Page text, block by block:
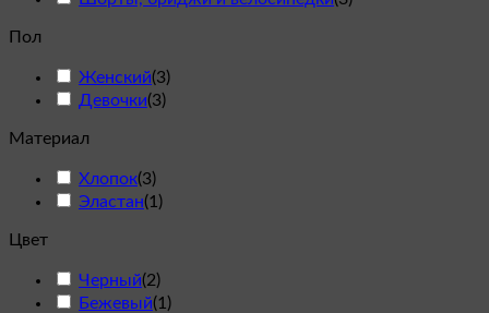
Пол
Женский(3)
Девочки(3)
Материал
Хлопок(3)
Эластан(1 )
Цвет
Черный(2)
Бежевый(1 )